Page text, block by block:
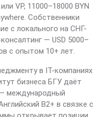
VP, 11000–18000 BYN
Собственники
с локального на СНГ-
— USD 5000–
с опытом 10+ лет.
в IT-компаниях
бизнеса БГУ даёт
международный
B2+ в связке с